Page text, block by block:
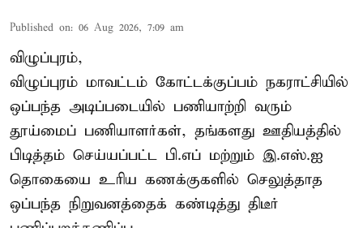
Published on: 06 Aug 2026, 7:09 am
விழுப்புரம்,
விழுப்புரம் மாவட்டம் கோட்டக்குப்பம் நகராட்சியில்
ஒப்பந்த அடிப்படையில் பணியாற்றி வரும்
தூய்மைப் பணியாளர்கள், தங்களது ஊதியத்தில்
பிடித்தம் செய்யப்பட்ட பி.எப் மற்றும் இ.எஸ்.ஐ
தொகையை உரிய கணக்குகளில் செலுத்தாத
ஒப்பந்த நிறுவனத்தைக் கண்டித்து திடீர்